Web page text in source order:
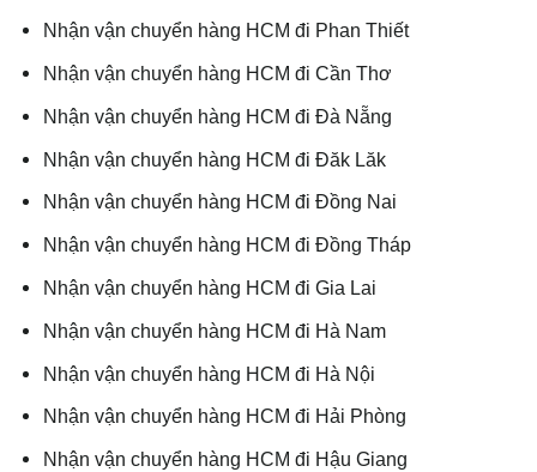
Nhận vận chuyển hàng HCM đi Phan Thiết
Nhận vận chuyển hàng HCM đi Cần Thơ
Nhận vận chuyển hàng HCM đi Đà Nẵng
Nhận vận chuyển hàng HCM đi Đăk Lăk
Nhận vận chuyển hàng HCM đi Đồng Nai
Nhận vận chuyển hàng HCM đi Đồng Tháp
Nhận vận chuyển hàng HCM đi Gia Lai
Nhận vận chuyển hàng HCM đi Hà Nam
Nhận vận chuyển hàng HCM đi Hà Nội
Nhận vận chuyển hàng HCM đi Hải Phòng
Nhận vận chuyển hàng HCM đi Hậu Giang